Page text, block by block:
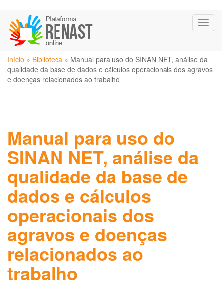
para
conteúdo
principal
Você
está
aqui
Início » Biblioteca » Manual para uso do SINAN NET, análise da
qualidade da base de dados e cálculos operacionais dos agravos
e doenças relacionados ao trabalho
Manual para uso do
SINAN NET, análise da
qualidade da base de
dados e cálculos
operacionais dos
agravos e doenças
relacionados ao
trabalho